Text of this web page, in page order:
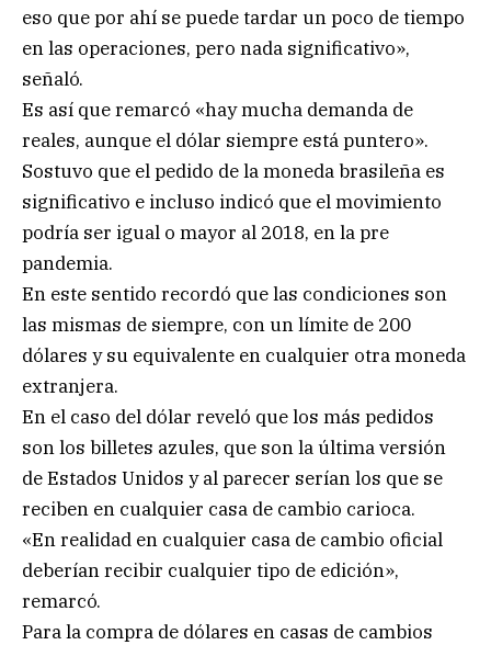
eso que por ahí se puede tardar un poco de tiempo
en las operaciones, pero nada significativo»,
señaló.
Es así que remarcó «hay mucha demanda de
reales, aunque el dólar siempre está puntero».
Sostuvo que el pedido de la moneda brasileña es
significativo e incluso indicó que el movimiento
podría ser igual o mayor al 2018, en la pre
pandemia.
En este sentido recordó que las condiciones son
las mismas de siempre, con un límite de 200
dólares y su equivalente en cualquier otra moneda
extranjera.
En el caso del dólar reveló que los más pedidos
son los billetes azules, que son la última versión
de Estados Unidos y al parecer serían los que se
reciben en cualquier casa de cambio carioca.
«En realidad en cualquier casa de cambio oficial
deberían recibir cualquier tipo de edición»,
remarcó.
Para la compra de dólares en casas de cambios